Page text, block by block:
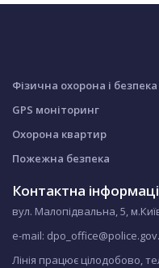
Фізична охорона і безпека
GPS моніторинг
Охорона квартир
Пожежна безпека
Контактна
вул. Малопідвальна, 5,
e-mail:
Лінія працює цілодобово,